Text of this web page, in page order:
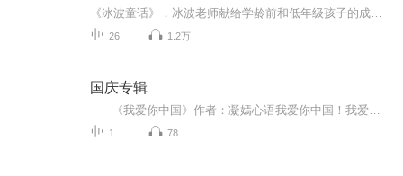
26 1.2万
国庆专辑
1 78